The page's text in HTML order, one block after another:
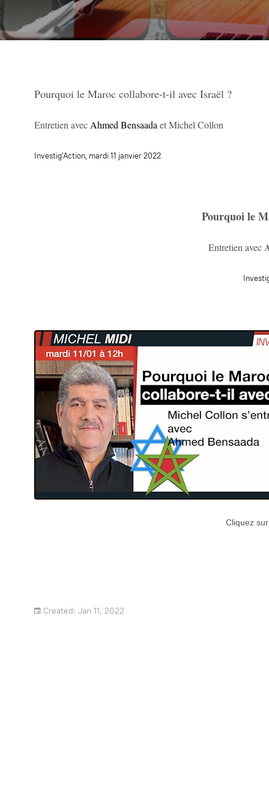
Pourquoi le Maroc collabore-t-il avec Israël ?
Entretien avec Ahmed Bensaada et Michel Collon
Investig'Action, mardi 11 janvier 2022
Pourquoi le
Entretien avec
Cliquez
Created: Jan 11, 2022